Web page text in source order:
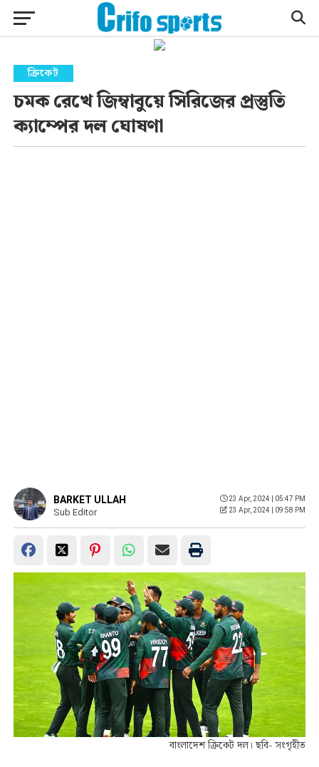
ক্রিকেট
চমক রেখে জিম্বাবুয়ে সিরিজের প্রস্তুতি
ক্যাম্পের দল ঘোষণা
BARKET ULLAH
Sub Editor
23 Apr, 2024 | 05:47 PM
23 Apr, 2024 | 09:58 PM
বাংলাদেশ ক্রিকেট দল। ছবি- সংগৃহীত